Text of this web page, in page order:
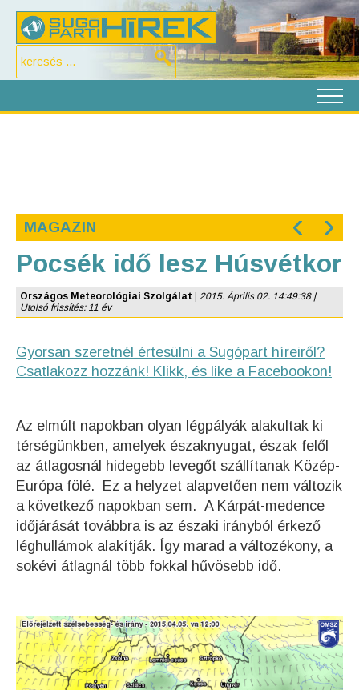
MAGAZIN ‹ ›
Pocsék idő lesz Húsvétkor
Országos Meteorológiai Szolgálat
2015. Április 02. 14:49:38 |
Utolsó frissítés: 11 év
Gyorsan szeretnél értesülni a Sugópart híreiről?
Csatlakozz hozzánk! Klikk, és like a Facebookon!
Az elmúlt napokban olyan légpályák alakultak ki
térségünkben, amelyek északnyugat, észak felől
az átlagosnál hidegebb levegőt szállítanak Közép-
Európa fölé. Ez a helyzet alapvetően nem változik
a következő napokban sem. A Kárpát-medence
időjárását továbbra is az északi irányból érkező
léghullámok alakítják. Így marad a változékony, a
sokévi átlagnál több fokkal hűvösebb idő.